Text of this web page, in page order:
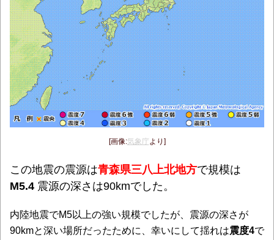
[画像:気象庁より]
この地震の震源は青森県三八上北地方で規模は
M5.4 震源の深さは90kmでした。
内陸地震でM5以上の強い規模でしたが、震源の深さが
90kmと深い場所だったために、幸いにして揺れは震度4で